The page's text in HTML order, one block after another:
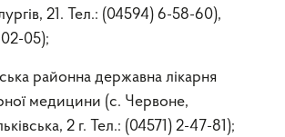
21. Тел.: (04594) 6-58-60),
05);
районна державна лікарня
медицини (с. Червоне,
2 г. Тел.: (04571) 2-47-81);